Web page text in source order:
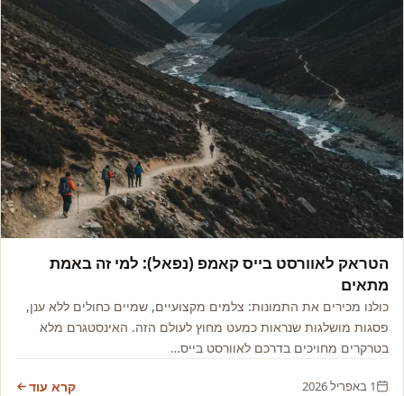
הטראק לאוורסט בייס קאמפ (נפאל): למי זה באמת
מתאים
כולנו מכירים את התמונות: צלמים מקצועיים, שמיים כחולים ללא ענן,
פסגות מושלגות שנראות כמעט מחוץ לעולם הזה. האינסטגרם מלא
בטרקרים מחויכים בדרכם לאוורסט בייס…
1 באפריל 2026 קרא עוד